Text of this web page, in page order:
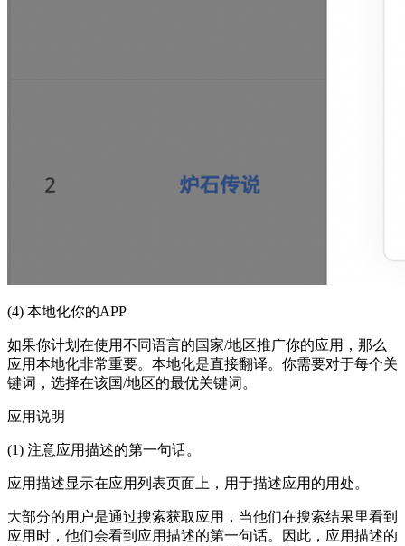
(4) 本地化你的APP
如果你计划在使用不同语言的国家/地区推广你的应用，那么
应用本地化非常重要。本地化是直接翻译。你需要对于每个关
键词，选择在该国/地区的最优关键词。
应用说明
(1) 注意应用描述的第一句话。
应用描述显示在应用列表页面上，用于描述应用的用处。
大部分的用户是通过搜索获取应用，当他们在搜索结果里看到
应用时，他们会看到应用描述的第一句话。因此，应用描述的